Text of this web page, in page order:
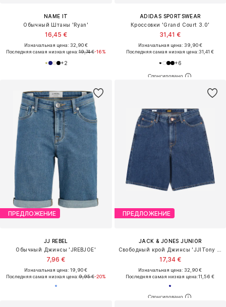
NAME IT
Обычный Штаны 'Ryan'
16,45 €
Изначальная цена: 32,90 €
Последняя самая низкая цена:19,74 €-16%
+2
ADIDAS SPORTSWEAR
Кроссовки 'Grand Court 3.0'
31,41 €
Изначальная цена: 39,90 €
Последняя самая низкая цена:31,41 €
+6
ПРЕДЛОЖЕНИЕ
JJ REBEL
Обычный Джинсы 'JREBJOE'
7,96 €
Изначальная цена: 19,90 €
Последняя самая низкая цена:9,95 €-20%
ПРЕДЛОЖЕНИЕ
JACK & JONES JUNIOR
17,34 €
Изначальная цена: 32,90 €
Последняя самая низкая цена:11,56 €